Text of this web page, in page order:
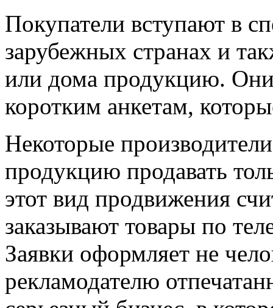
Покупатели вступают в
зарубежных странах и
или дома продукцию.
коротким анкетам,
Некоторые
продукцию продавать
этот вид продвижения
заказывают товары по
Заявки оформляет не
рекламодателю